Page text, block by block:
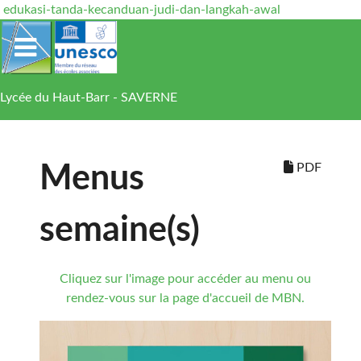
edukasi-tanda-kecanduan-judi-dan-langkah-awal
Lycée du Haut-Barr - SAVERNE
PDF
Menus
semaine(s)
Cliquez sur l'image pour accéder au menu ou
rendez-vous sur la page d'accueil de MBN.